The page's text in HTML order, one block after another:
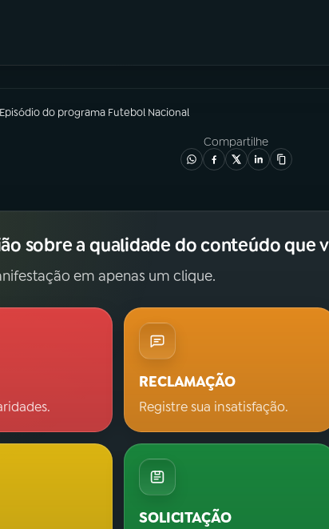
Episódiodo programa Futebol Nacional
Compartilhe
sobre a qualidade do conteúdo que
em apenas um clique.
RECLAMAÇÃO
Registre sua insatisfação.
SOLICITAÇÃO